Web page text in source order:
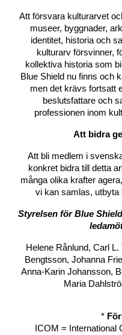
Att försvara kulturarvet
museer, byggnader,
identitet, historia och
kulturarv försvinner,
kollektiva historia som
Blue Shield nu finns och
men det krävs fortsatt
beslutsfattare och
professionen inom
Att bidra
Att bli medlem i
konkret bidra till detta
många olika krafter
vi kan samlas, utbyta
Styrelsen för Blue
Helene Rånlund, Carl
Bengtsson, Johanna
Anna-Karin Johansson,
Maria
*
ICOM = International